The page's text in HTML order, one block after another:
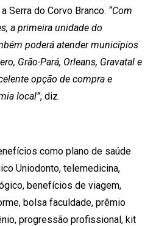
Serra do Corvo Branco. “Com
a primeira unidade do
poderá atender municípios
Grão-Pará, Orleans, Gravatal e
opção de compra e
local”, diz.
como plano de saúde
Uniodonto, telemedicina,
benefícios de viagem,
bolsa faculdade, prêmio
progressão profissional, kit